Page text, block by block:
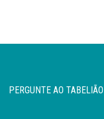
PERGUNTE AO TABELIÃO